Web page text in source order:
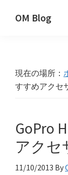
OM Blog
現在の場所：
すすめアクセ
GoPro
アクセ
11/10/2013 By